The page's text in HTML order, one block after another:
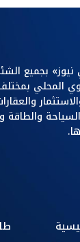
بجميع
المحلي
والطاقة